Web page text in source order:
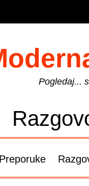
Pogledaj...
Preporuke